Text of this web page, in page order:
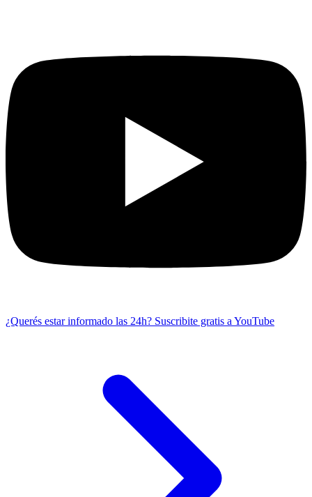
¿Querés estar informado las 24h? Suscribite gratis a YouTube